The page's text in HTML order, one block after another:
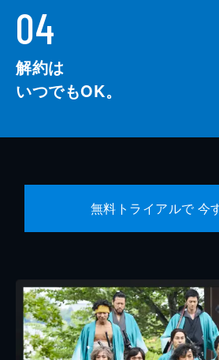
04
解約は
いつでもOK。
無料トライアルで 今